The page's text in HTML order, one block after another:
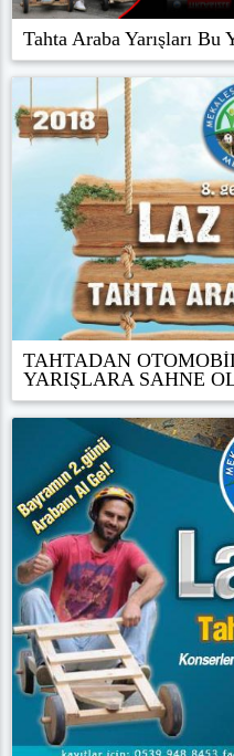
Tahta Araba Yarışları
TAHTADAN
YARIŞLARA SAHNE